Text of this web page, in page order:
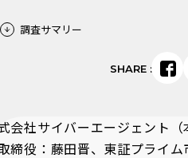
会社サイバーエージェント
締役：藤田晋、東証プライム
調査サマリー
SHARE: